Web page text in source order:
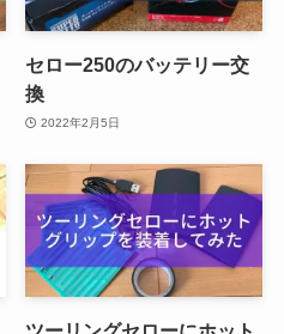
セロー250のバッテリー交
換
2022年2月5日